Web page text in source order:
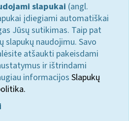
slapukai (angl.
įdiegiami automatiškai
Jūsų sutikimas. Taip pat
naudojimu. Savo
atšaukti pakeisdami
ir ištrindami
informacijos Slapukų